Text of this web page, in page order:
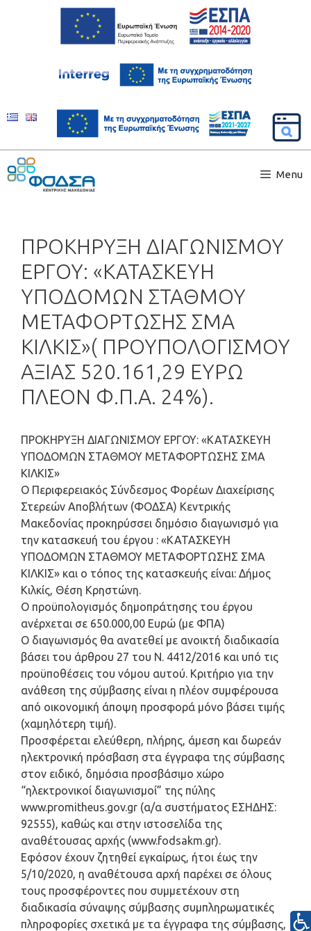
Menu
ΠΡΟΚΗΡΥΞΗ ΔΙΑΓΩΝΙΣΜΟΥ
ΕΡΓΟΥ: «ΚΑΤΑΣΚΕΥΗ
ΥΠΟΔΟΜΩΝ ΣΤΑΘΜΟΥ
ΜΕΤΑΦΟΡΤΩΣΗΣ ΣΜΑ
ΚΙΛΚΙΣ»( ΠΡΟΥΠΟΛΟΓΙΣΜΟΥ
ΑΞΙΑΣ 520.161,29 ΕΥΡΩ
ΠΛΕΟΝ Φ.Π.Α. 24%).
ΠΡΟΚΗΡΥΞΗ ΔΙΑΓΩΝΙΣΜΟΥ ΕΡΓΟΥ: «ΚΑΤΑΣΚΕΥΗ
ΥΠΟΔΟΜΩΝ ΣΤΑΘΜΟΥ ΜΕΤΑΦΟΡΤΩΣΗΣ ΣΜΑ
ΚΙΛΚΙΣ»
O Περιφερειακός Σύνδεσμος Φορέων Διαχείρισης
Στερεών Αποβλήτων (ΦΟΔΣΑ) Κεντρικής
Μακεδονίας προκηρύσσει δημόσιο διαγωνισμό για
την κατασκευή του έργου : «ΚΑΤΑΣΚΕΥΗ
ΥΠΟΔΟΜΩΝ ΣΤΑΘΜΟΥ ΜΕΤΑΦΟΡΤΩΣΗΣ ΣΜΑ
ΚΙΛΚΙΣ» και ο τόπος της κατασκευής είναι: Δήμος
Κιλκίς, Θέση Κρηστώνη.
Ο προϋπολογισμός δημοπράτησης του έργου
ανέρχεται σε 650.000,00 Ευρώ (με ΦΠΑ)
Ο διαγωνισμός θα ανατεθεί με ανοικτή διαδικασία
βάσει του άρθρου 27 του Ν. 4412/2016 και υπό τις
προϋποθέσεις του νόμου αυτού. Κριτήριο για την
ανάθεση της σύμβασης είναι η πλέον συμφέρουσα
από οικονομική άποψη προσφορά μόνο βάσει τιμής
(χαμηλότερη τιμή).
Προσφέρεται ελεύθερη, πλήρης, άμεση και δωρεάν
ηλεκτρονική πρόσβαση στα έγγραφα της σύμβασης
στον ειδικό, δημόσια προσβάσιμο χώρο
“ηλεκτρονικοί διαγωνισμοί” της πύλης
www.promitheus.gov.gr (α/α συστήματος ΕΣΗΔΗΣ:
92555), καθώς και στην ιστοσελίδα της
αναθέτουσας αρχής (www.fodsakm.gr).
Εφόσον έχουν ζητηθεί εγκαίρως, ήτοι έως την
5/10/2020, η αναθέτουσα αρχή παρέχει σε όλους
τους προσφέροντες που συμμετέχουν στη
διαδικασία σύναψης σύμβασης συμπληρωματικές
πληροφορίες σχετικά με τα έγγραφα της σύμβασης,